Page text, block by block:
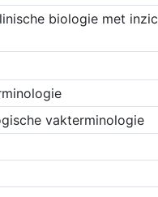
biologie met
vakterminologie